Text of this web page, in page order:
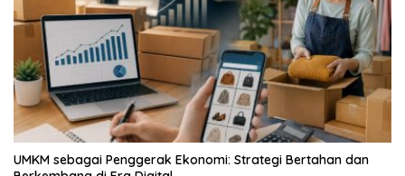
UMKM sebagai Penggerak Ekonomi: Strategi Bertahan dan